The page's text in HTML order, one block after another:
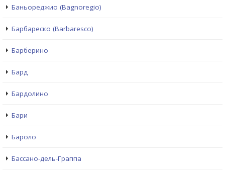
Баньореджио (Bagnoregio)
Барбареско (Barbaresco)
Барберино
Бард
Бардолино
Бари
Бароло
Бассано-дель-Граппа